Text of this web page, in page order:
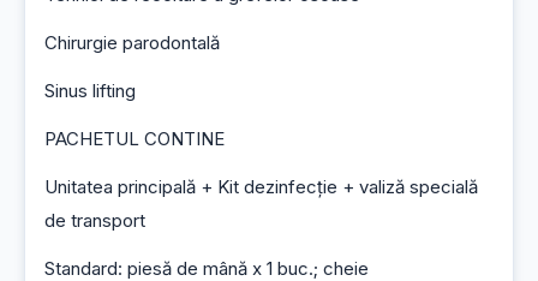
Chirurgie parodontală
Sinus lifting
PACHETUL CONTINE
Unitatea principală + Kit dezinfecție + valiză specială
de transport
Standard: piesă de mână x 1 buc.; cheie